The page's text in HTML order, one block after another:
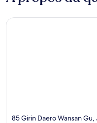
85 Girin Daero Wansan